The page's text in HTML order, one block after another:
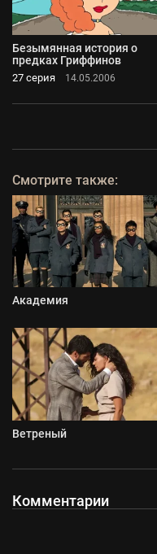
Безымянная история о
предках Гриффинов
27 серия 14.05.2006
Смотрите также:
Академия
Ветреный
Комментарии